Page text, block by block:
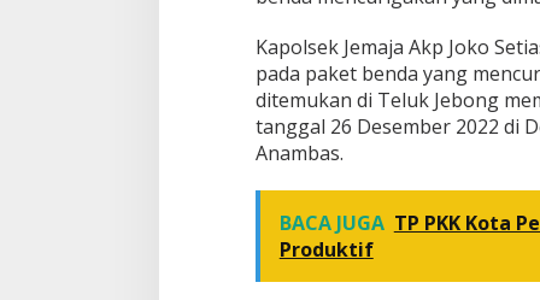
Kapolsek Jemaja Akp Joko
pada paket benda yang
ditemukan di Teluk Jebong
tanggal 26 Desember 2022 di
Anambas.
BACA JUGA TP PKK Kota
Produktif